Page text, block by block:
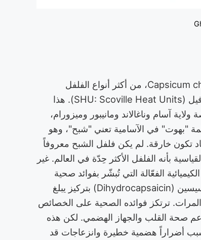
يُعتبر فلفل الشبح (Bhut Jolokia)، وهو نبات من جنس Capsicum chinense، من أكثر أنواع الفلفل
الحريف حِدّة في العالم، إذ تُقدّر حدته بأكثر من مليون وحدة سكوفيل (SHU: Scoville Heat Units). هذا
آسام وناغالاند ومانيبور وميزورام،
"بهوت" في الآسامية تعني "شبح"، وهو
تكون خارقة. لم يكن فلفل الشبح معروفاً
القياسية بأنه الفلفل الأكثر حِدّة في العالم. غير
الفعّالة التي تُبشّر بفوائد صحية
متعددة. يحتوي على مادة الكابسيسين (Capsaicin) وديهيدروكابسيسين (Dihydrocapsaicin) بتركيز يبلغ
المرات. ترتكز فوائده الصحية على الخصائص
دعم صحة القلب والجهاز الهضمي. لكن هذه
أضراراً هضمية خطيرة وانزعاجات قد